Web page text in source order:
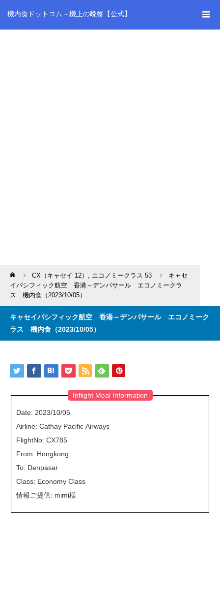
機内食ドットコム～機上の晩餐【公式】
Home CX（キャセイ 12） , エコノミークラス 53
キャセ
イパシフィック航空 香港～デンパサール エコノミークラ
ス 機内食（2023/10/05）
キャセイパシフィック航空 香港～デンパサール エコノミーク
ラス 機内食（2023/10/05）
Inflight Meal Information
Date: 2023/10/05
Airline: Cathay Pacific Airways
FlightNo: CX785
From: Hongkong
To: Denpasar
Class: Economy Class
情報ご提供: mimi様